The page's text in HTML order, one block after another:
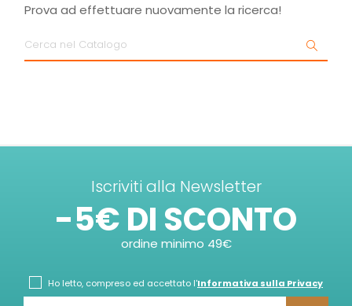
Prova ad effettuare nuovamente la ricerca!
Iscriviti alla Newsletter
-5€ DI SCONTO
ordine minimo 49€
Ho letto, compreso ed accettato l'Informativa sulla Privacy